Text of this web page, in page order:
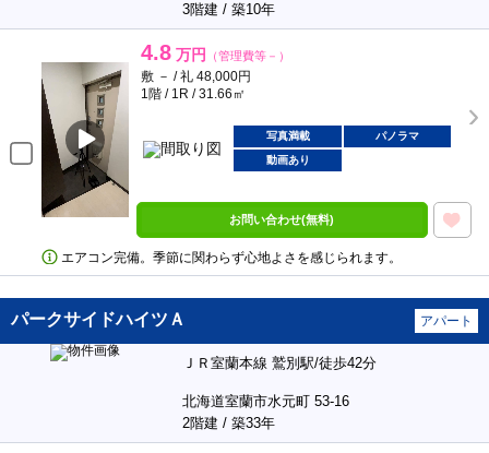
3階建 / 築10年
4.8 万円 （管理費等－）
敷 － / 礼 48,000円
1階 / 1R / 31.66㎡
写真満載
パノラマ
動画あり
お問い合わせ(無料)
エアコン完備。季節に関わらず心地よさを感じられます。
パークサイドハイツＡ アパート
ＪＲ室蘭本線 鷲別駅/徒歩42分
北海道室蘭市水元町 53-16
2階建 / 築33年